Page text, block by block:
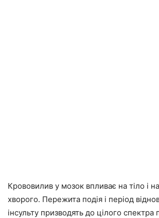
Крововилив у мозок впливає на тіло і
хворого. Пережита подія і період
інсульту призводять до цілого спектра